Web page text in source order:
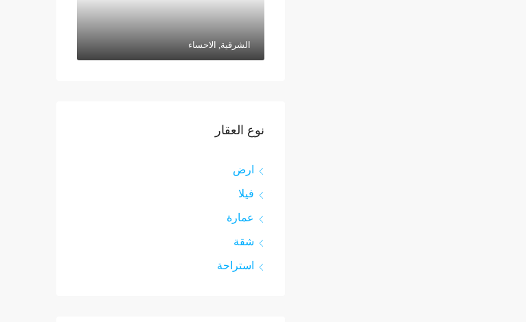
الشرقية, الاحساء
نوع العقار
ارض
فيلا
عمارة
شقة
استراحة